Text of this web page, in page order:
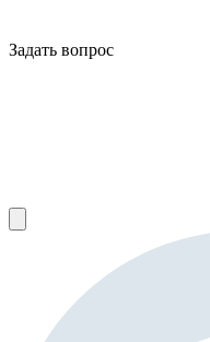
Задать вопрос